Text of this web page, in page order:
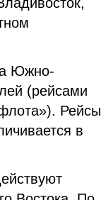
Южно-
(рейсами
Рейсы
в